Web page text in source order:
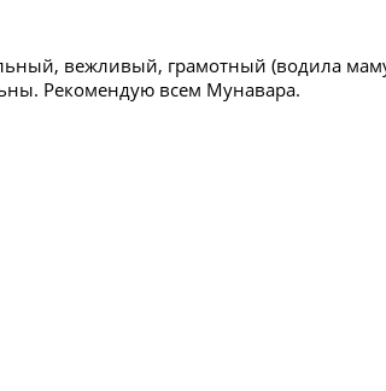
вежливый, грамотный (водила
Рекомендую всем Мунавара.